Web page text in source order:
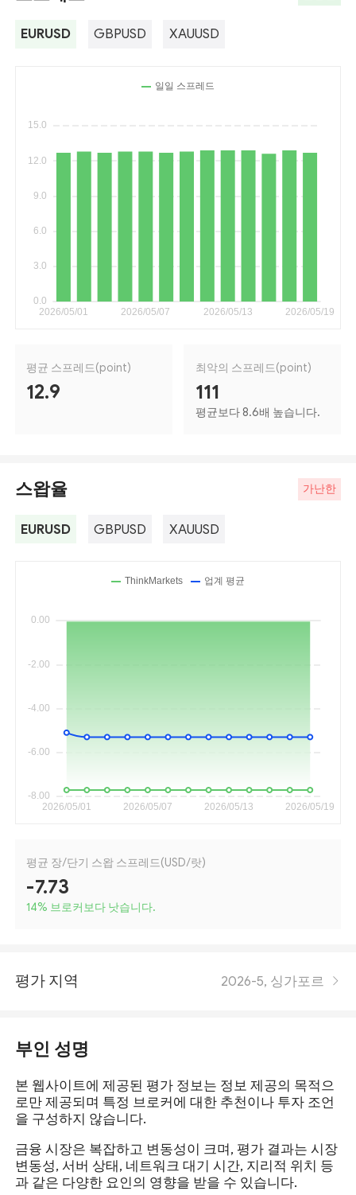
EURUSD GBPUSD XAUUSD
평균 스프레드(point)
12.9
최악의 스프레드(point)
111
평균보다 8.6배 높습니다.
스왑율 가난한
EURUSD GBPUSD XAUUSD
평균 장/단기 스왑 스프레드(USD/랏)
-7.73
14% 브로커보다 낫습니다.
평가 지역 2026-5, 싱가포르
부인 성명
본 웹사이트에 제공된 평가 정보는 정보 제공의 목적으
로만 제공되며 특정 브로커에 대한 추천이나 투자 조언
을 구성하지 않습니다.
금융 시장은 복잡하고 변동성이 크며, 평가 결과는 시장
변동성, 서버 상태, 네트워크 대기 시간, 지리적 위치 등
과 같은 다양한 요인의 영향을 받을 수 있습니다.